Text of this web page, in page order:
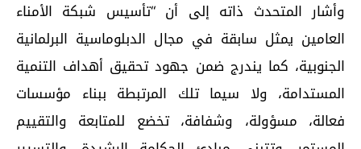
وأشار المتحدث ذاته إلى أن “تأسيس شبكة الأمناء
العامين يمثل سابقة في مجال الدبلوماسية البرلمانية
الجنوبية، كما يندرج ضمن جهود تحقيق أهداف التنمية
المستدامة، ولا سيما تلك المرتبطة ببناء مؤسسات
فعالة، مسؤولة، وشفافة، تخضع للمتابعة والتقييم